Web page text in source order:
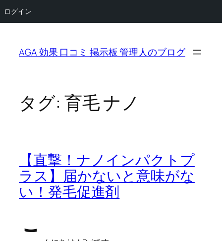
ログイン
AGA 効果 口コミ 掲示板 管理人のブログ
タグ: 育毛 ナノ
【直撃！ナノインパクトプ
ラス】届かないと意味がな
い！発毛促進剤